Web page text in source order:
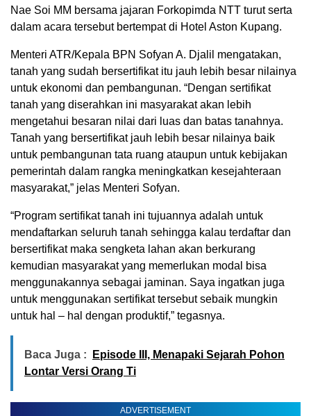
Nae Soi MM bersama jajaran Forkopimda NTT turut serta
dalam acara tersebut bertempat di Hotel Aston Kupang.
Menteri ATR/Kepala BPN Sofyan A. Djalil mengatakan,
tanah yang sudah bersertifikat itu jauh lebih besar nilainya
untuk ekonomi dan pembangunan. “Dengan sertifikat
tanah yang diserahkan ini masyarakat akan lebih
mengetahui besaran nilai dari luas dan batas tanahnya.
Tanah yang bersertifikat jauh lebih besar nilainya baik
untuk pembangunan tata ruang ataupun untuk kebijakan
pemerintah dalam rangka meningkatkan kesejahteraan
masyarakat,” jelas Menteri Sofyan.
“Program sertifikat tanah ini tujuannya adalah untuk
mendaftarkan seluruh tanah sehingga kalau terdaftar dan
bersertifikat maka sengketa lahan akan berkurang
kemudian masyarakat yang memerlukan modal bisa
menggunakannya sebagai jaminan. Saya ingatkan juga
untuk menggunakan sertifikat tersebut sebaik mungkin
untuk hal – hal dengan produktif,” tegasnya.
Baca Juga :
Episode III, Menapaki Sejarah Pohon
Lontar Versi Orang Ti
ADVERTISEMENT